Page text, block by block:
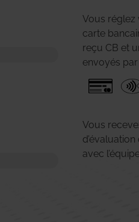
Vous réglez
carte
reçu CB et
envoyés par
Vous
avec